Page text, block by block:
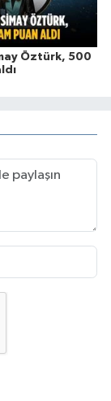
Öztürk, 500